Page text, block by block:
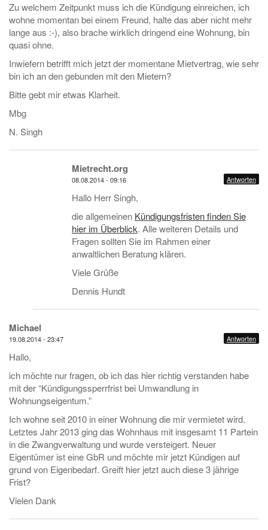
Zu welchem Zeitpunkt muss ich die Kündigung einreichen, ich
wohne momentan bei einem Freund, halte das aber nicht mehr
lange aus :-), also brache wirklich dringend eine Wohnung, bin
quasi ohne.
Inwiefern betrifft mich jetzt der momentane Mietvertrag, wie sehr
bin ich an den gebunden mit den Mietern?
Bitte gebt mir etwas Klarheit.
Mbg
N. Singh
Mietrecht.org
08.08.2014 - 09:16 Antworten
Hallo Herr Singh,
die allgemeinen Kündigungsfristen finden Sie
hier im Überblick. Alle weiteren Details und
Fragen sollten Sie im Rahmen einer
anwaltlichen Beratung klären.
Viele Grüße
Dennis Hundt
Michael
19.08.2014 - 23:47 Antworten
Hallo,
ich möchte nur fragen, ob ich das hier richtig verstanden habe
mit der “Kündigungssperrfrist bei Umwandlung in
Wohnungseigentum.”
Ich wohne seit 2010 in einer Wohnung die mir vermietet wird.
Letztes Jahr 2013 ging das Wohnhaus mit insgesamt 11 Partein
in die Zwangverwaltung und wurde versteigert. Neuer
Eigentümer ist eine GbR und möchte mir jetzt Kündigen auf
grund von Eigenbedarf. Greift hier jetzt auch diese 3 jährige
Frist?
Vielen Dank